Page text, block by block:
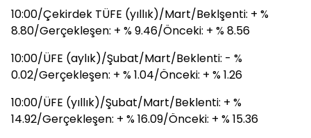
10:00/Çekirdek TÜFE (yıllık)/Mart/Beklşenti: + %
8.80/Gerçekleşen: + % 9.46/Önceki: + % 8.56
10:00/ÜFE (aylık)/Şubat/Mart/Beklenti: - %
0.02/Gerçekleşen: + % 1.04/Önceki: + % 1.26
10:00/ÜFE (yıllık)/Şubat/Mart/Beklenti: + %
14.92/Gerçekleşen: + % 16.09/Önceki: + % 15.36